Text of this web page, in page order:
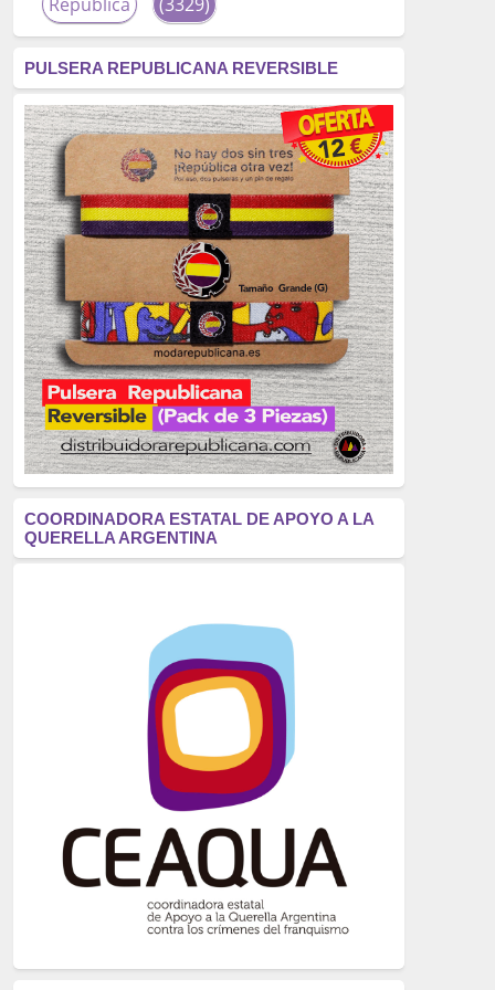
fascismo
(2677)
tardofranquismo
(2320)
Actualidad
(2319)
monarquía
(2253)
borbones
(2176)
Cultura
(2163)
Guerra
(1674)
genocidio
(1234)
mujer
(1070)
Eventos
(914)
Crímenes del franquismo
(721)
(699)
(607)
neofranquismo
(567)
Justicia Universal
Derechos Humanos
(522)
Nacionalcatolicismo
(514)
PULSERA REPUBLICANA REVERSIBLE
COORDINADORA ESTATAL DE APOYO A LA
QUERELLA ARGENTINA